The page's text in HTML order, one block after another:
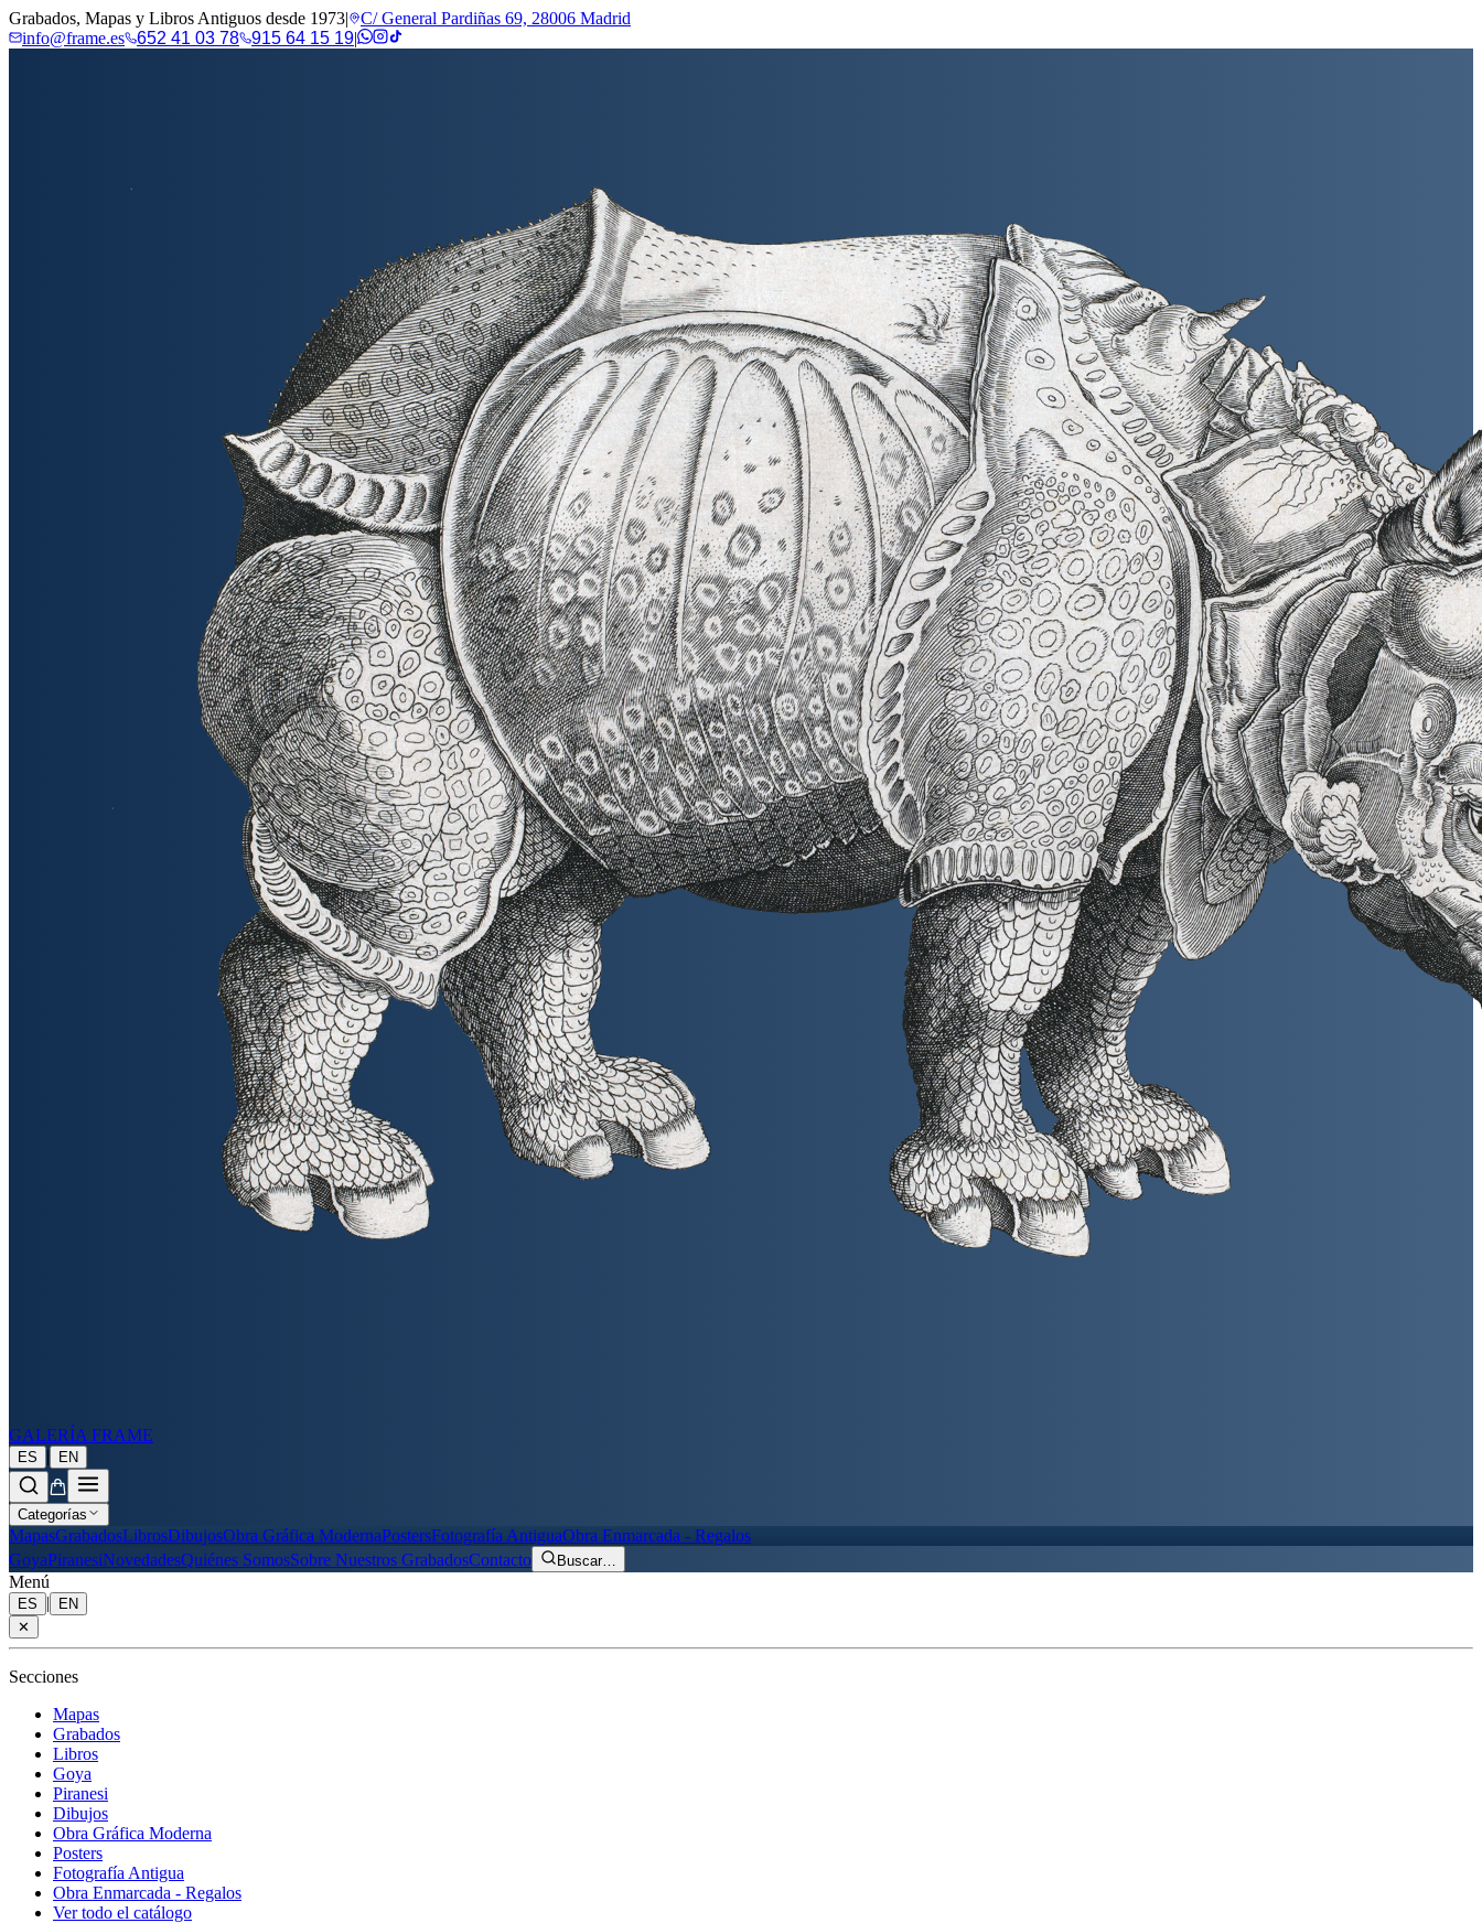
Grabados, Mapas y Libros Antiguos desde 1973|
C/ General Pardiñas 69, 28006 Madrid
info@frame.es
652 41 03 78 915 64 15 19|
GALERÍA FRAME
ES | EN
Categorías
MapasGrabadosLibrosDibujosObra Gráfica ModernaPostersFotografía AntiguaObra Enmarcada - Regalos
GoyaPiranesiNovedadesQuiénes SomosSobre Nuestros GrabadosContacto Buscar…
Menú
ES |
EN
✕
Secciones
Mapas
Grabados
Libros
Goya
Piranesi
Dibujos
Obra Gráfica Moderna
Posters
Fotografía Antigua
Obra Enmarcada - Regalos
Ver todo el catálogo